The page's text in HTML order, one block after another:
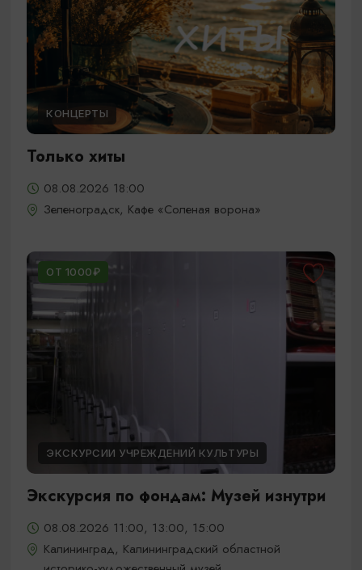
КОНЦЕРТЫ
Только хиты
08.08.2026 18:00
Зеленоградск, Кафе «Соленая ворона»
ОТ 1000₽
ЭКСКУРСИИ УЧРЕЖДЕНИЙ КУЛЬТУРЫ
Экскурсия по фондам: Музей изнутри
08.08.2026 11:00, 13:00, 15:00
Калининград, Калининградский областной